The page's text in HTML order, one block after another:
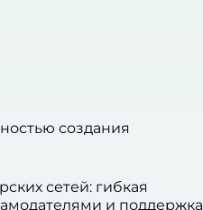
создания
сетей: гибкая
и поддержка